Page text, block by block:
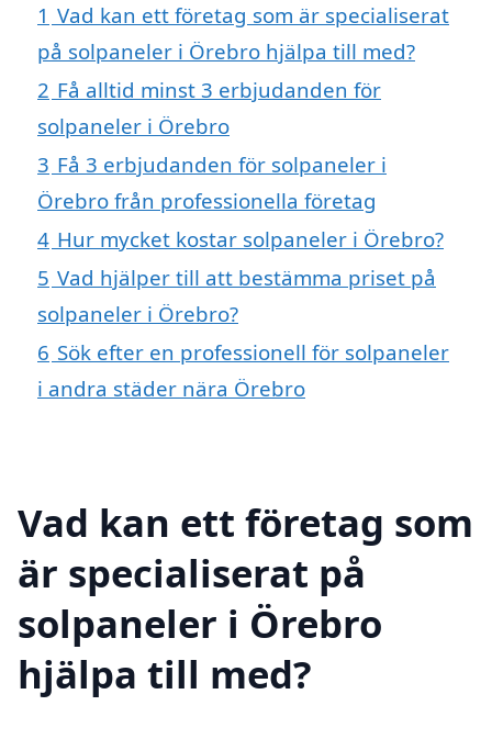
1 Vad kan ett företag som är specialiserat
på solpaneler i Örebro hjälpa till med?
2 Få alltid minst 3 erbjudanden för
solpaneler i Örebro
3 Få 3 erbjudanden för solpaneler i
Örebro från professionella företag
4 Hur mycket kostar solpaneler i Örebro?
5 Vad hjälper till att bestämma priset på
solpaneler i Örebro?
6 Sök efter en professionell för solpaneler
i andra städer nära Örebro
Vad kan ett företag som
är specialiserat på
solpaneler i Örebro
hjälpa till med?